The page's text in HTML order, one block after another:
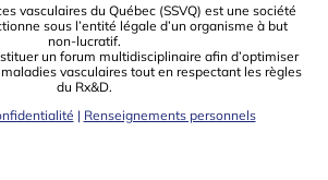
vasculaires du Québec (SSVQ) est une société
sous l’entité légale d’un organisme à but
non-lucratif.
un forum multidisciplinaire aﬁn d’optimiser
vasculaires tout en respectant les règles
du Rx&D.
| Renseignements personnels